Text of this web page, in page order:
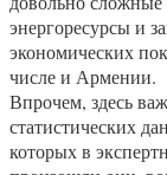
энергоресурсы и
экономических
числе и Армении.
Впрочем, здесь
статистических
которых в